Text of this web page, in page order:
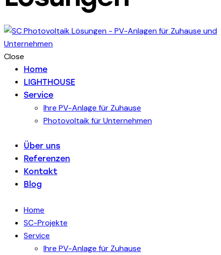
Close
Home
LIGHTHOUSE
Service
Ihre PV-Anlage für Zuhause
Photovoltaik für Unternehmen
Über uns
Referenzen
Kontakt
Blog
Home
SC-Projekte
Service
Ihre PV-Anlage für Zuhause